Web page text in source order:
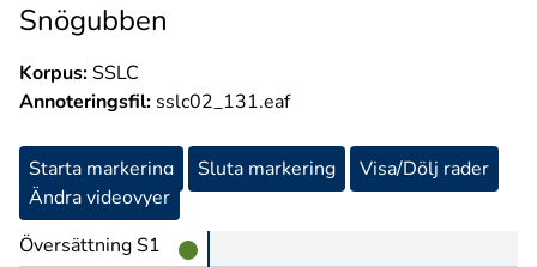
Snögubben
Korpus:SSLC
Annoteringsfil: sslc02_131.eaf
Starta markering Sluta markering
Visa/Dölj rader
Ändra videovyer
Översättning S1